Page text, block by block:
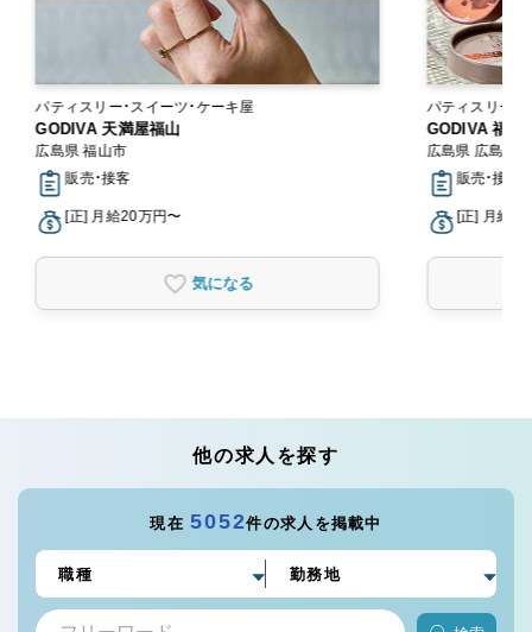
パティスリー・スイーツ・ケーキ屋
GODIVA 天満屋福山
広島県 福山市
販売・接客
[正] 月給20万円〜
気になる
パティスリー・
GODIVA 福屋
広島県 広島市
販売・接客
[正] 月給
他の求人を探す
現在5052件の求人を掲載中